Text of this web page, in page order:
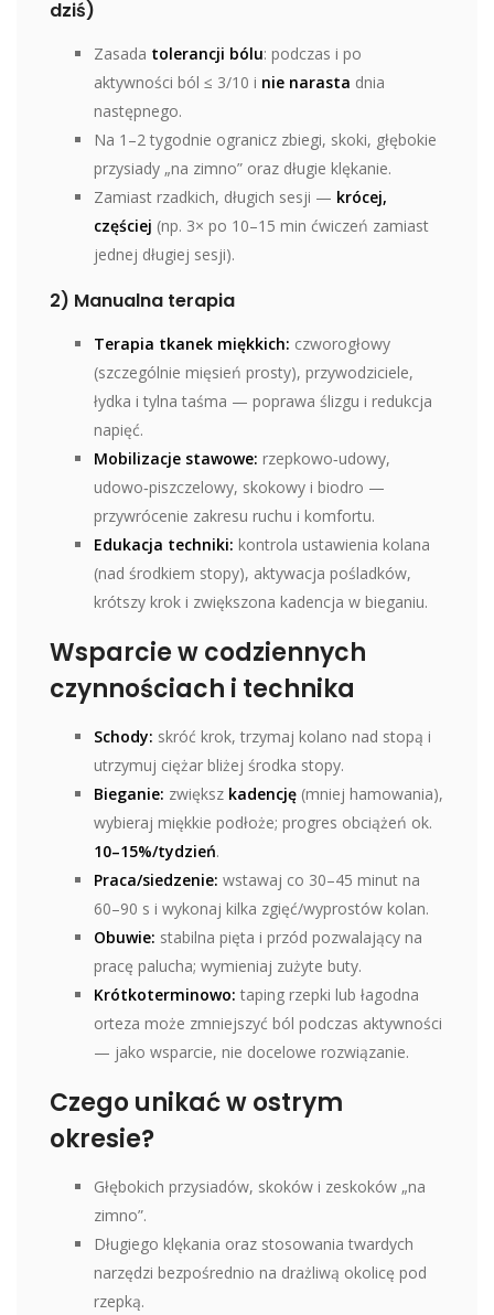
dziś)
Zasada tolerancji bólu: podczas i po
aktywności ból ≤ 3/10 i nie narasta dnia
następnego.
Na 1–2 tygodnie ogranicz zbiegi, skoki, głębokie
przysiady „na zimno” oraz długie klękanie.
Zamiast rzadkich, długich sesji — krócej,
częściej (np. 3× po 10–15 min ćwiczeń zamiast
jednej długiej sesji).
2) Manualna terapia
Terapia tkanek miękkich: czworogłowy
(szczególnie mięsień prosty), przywodziciele,
łydka i tylna taśma — poprawa ślizgu i redukcja
napięć.
Mobilizacje stawowe: rzepkowo‑udowy,
udowo‑piszczelowy, skokowy i biodro —
przywrócenie zakresu ruchu i komfortu.
Edukacja techniki: kontrola ustawienia kolana
(nad środkiem stopy), aktywacja pośladków,
krótszy krok i zwiększona kadencja w bieganiu.
Wsparcie w codziennych
czynnościach i technika
Schody: skróć krok, trzymaj kolano nad stopą i
utrzymuj ciężar bliżej środka stopy.
Bieganie: zwiększ kadencję (mniej hamowania),
wybieraj miękkie podłoże; progres obciążeń ok.
10–15%/tydzień.
Praca/siedzenie: wstawaj co 30–45 minut na
60–90 s i wykonaj kilka zgięć/wyprostów kolan.
Obuwie: stabilna pięta i przód pozwalający na
pracę palucha; wymieniaj zużyte buty.
Krótkoterminowo: taping rzepki lub łagodna
orteza może zmniejszyć ból podczas aktywności
— jako wsparcie, nie docelowe rozwiązanie.
Czego unikać w ostrym
okresie?
Głębokich przysiadów, skoków i zeskoków „na
zimno”.
Długiego klękania oraz stosowania twardych
narzędzi bezpośrednio na drażliwą okolicę pod
rzepką.